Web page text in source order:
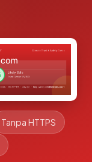
Tanpa HTTPS